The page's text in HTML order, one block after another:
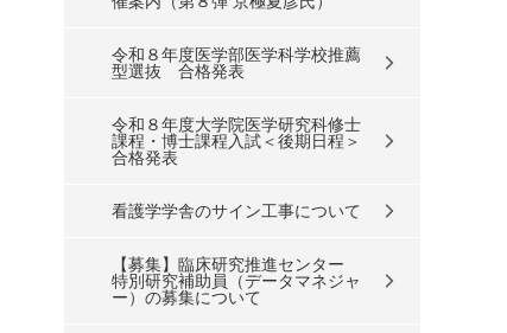
令和８年度医学部医学科学校推薦
型選抜 合格発表
令和８年度大学院医学研究科修士
課程・博士課程入試＜後期日程＞
合格発表
看護学学舎のサイン工事について
【募集】臨床研究推進センター
特別研究補助員（データマネジャ
ー）の募集について